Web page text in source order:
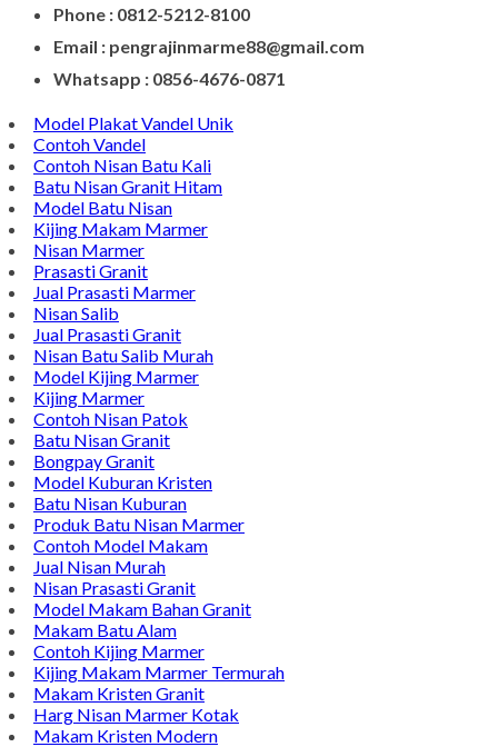
Phone : 0812-5212-8100
Email : pengrajinmarme88@gmail.com
Whatsapp : 0856-4676-0871
Model Plakat Vandel Unik
Contoh Vandel
Contoh Nisan Batu Kali
Batu Nisan Granit Hitam
Model Batu Nisan
Kijing Makam Marmer
Nisan Marmer
Prasasti Granit
Jual Prasasti Marmer
Nisan Salib
Jual Prasasti Granit
Nisan Batu Salib Murah
Model Kijing Marmer
Kijing Marmer
Contoh Nisan Patok
Batu Nisan Granit
Bongpay Granit
Model Kuburan Kristen
Batu Nisan Kuburan
Produk Batu Nisan Marmer
Contoh Model Makam
Jual Nisan Murah
Nisan Prasasti Granit
Model Makam Bahan Granit
Makam Batu Alam
Contoh Kijing Marmer
Kijing Makam Marmer Termurah
Makam Kristen Granit
Harg Nisan Marmer Kotak
Makam Kristen Modern